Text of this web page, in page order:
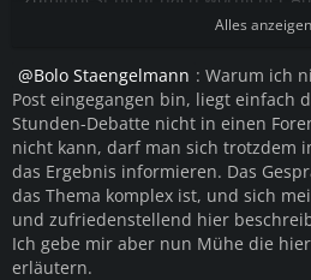
Alles anzeigen
Bolo Staengelmann : Warum ich
Post eingegangen bin, liegt einfach
Stunden-Debatte nicht in einen
nicht kann, darf man sich trotzdem
das Ergebnis informieren. Das
das Thema komplex ist, und sich
und zufriedenstellend hier
Ich gebe mir aber nun Mühe die
erläutern.